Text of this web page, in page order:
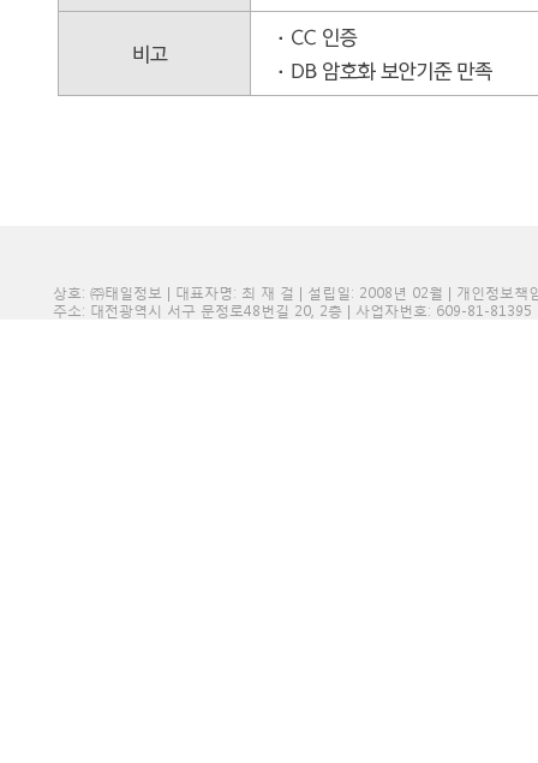
상호: ㈜태일정보 | 대표자명: 최 재 걸 | 설립일: 2008년 02월 | 개인정보책
주소: 대전광역시 서구 문정로48번길 20, 2층 | 사업자번호: 609-81-